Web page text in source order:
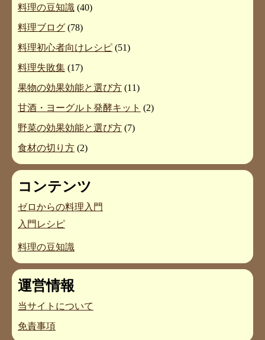
料理の豆知識 (40)
料理ブログ (78)
料理初心者向けレシピ (51)
料理失敗集 (17)
果物の効果効能と選び方 (11)
甘酒・ヨーグルト発酵キット (2)
野菜の効果効能と選び方 (7)
食材の切り方 (2)
コンテンツ
ゼロからの料理入門
入門レシピ
料理の豆知識
運営情報
当サイトについて
免責事項